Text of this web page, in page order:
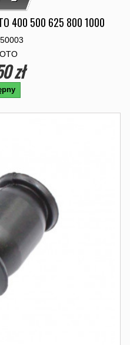
400 500 625 800 1000
zł